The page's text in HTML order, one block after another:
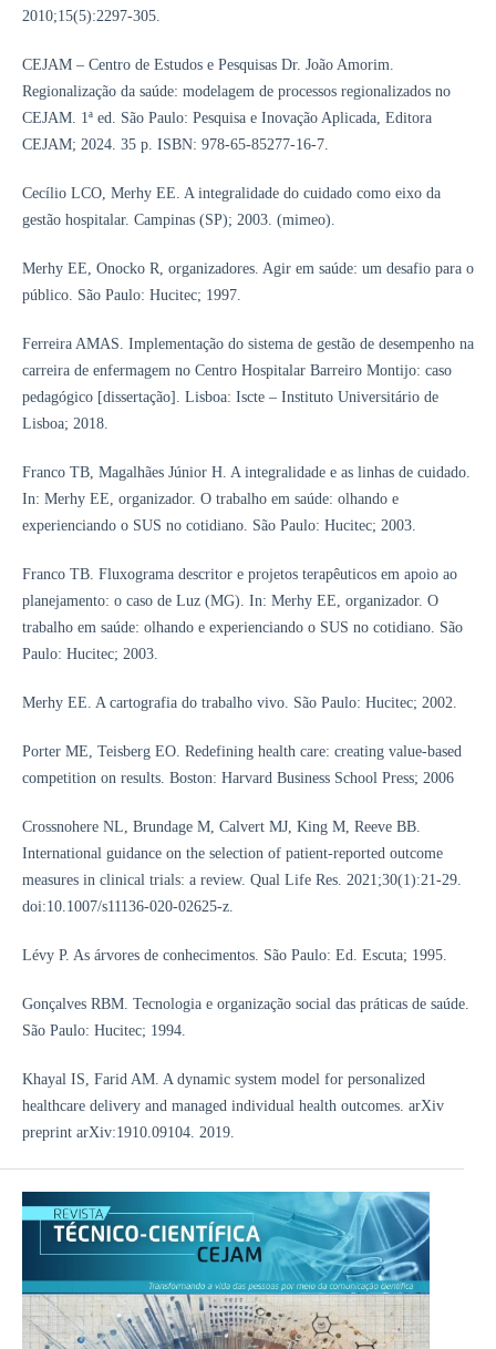
2010;15(5):2297-305.
CEJAM – Centro de Estudos e Pesquisas Dr. João Amorim.
Regionalização da saúde: modelagem de processos regionalizados no
CEJAM. 1ª ed. São Paulo: Pesquisa e Inovação Aplicada, Editora
CEJAM; 2024. 35 p. ISBN: 978-65-85277-16-7.
Cecílio LCO, Merhy EE. A integralidade do cuidado como eixo da
gestão hospitalar. Campinas (SP); 2003. (mimeo).
Merhy EE, Onocko R, organizadores. Agir em saúde: um desafio para o
público. São Paulo: Hucitec; 1997.
Ferreira AMAS. Implementação do sistema de gestão de desempenho na
carreira de enfermagem no Centro Hospitalar Barreiro Montijo: caso
pedagógico [dissertação]. Lisboa: Iscte – Instituto Universitário de
Lisboa; 2018.
Franco TB, Magalhães Júnior H. A integralidade e as linhas de cuidado.
In: Merhy EE, organizador. O trabalho em saúde: olhando e
experienciando o SUS no cotidiano. São Paulo: Hucitec; 2003.
Franco TB. Fluxograma descritor e projetos terapêuticos em apoio ao
planejamento: o caso de Luz (MG). In: Merhy EE, organizador. O
trabalho em saúde: olhando e experienciando o SUS no cotidiano. São
Paulo: Hucitec; 2003.
Merhy EE. A cartografia do trabalho vivo. São Paulo: Hucitec; 2002.
Porter ME, Teisberg EO. Redefining health care: creating value-based
competition on results. Boston: Harvard Business School Press; 2006
Crossnohere NL, Brundage M, Calvert MJ, King M, Reeve BB.
International guidance on the selection of patient-reported outcome
measures in clinical trials: a review. Qual Life Res. 2021;30(1):21-29.
doi:10.1007/s11136-020-02625-z.
Lévy P. As árvores de conhecimentos. São Paulo: Ed. Escuta; 1995.
Gonçalves RBM. Tecnologia e organização social das práticas de saúde.
São Paulo: Hucitec; 1994.
Khayal IS, Farid AM. A dynamic system model for personalized
healthcare delivery and managed individual health outcomes. arXiv
preprint arXiv:1910.09104. 2019.